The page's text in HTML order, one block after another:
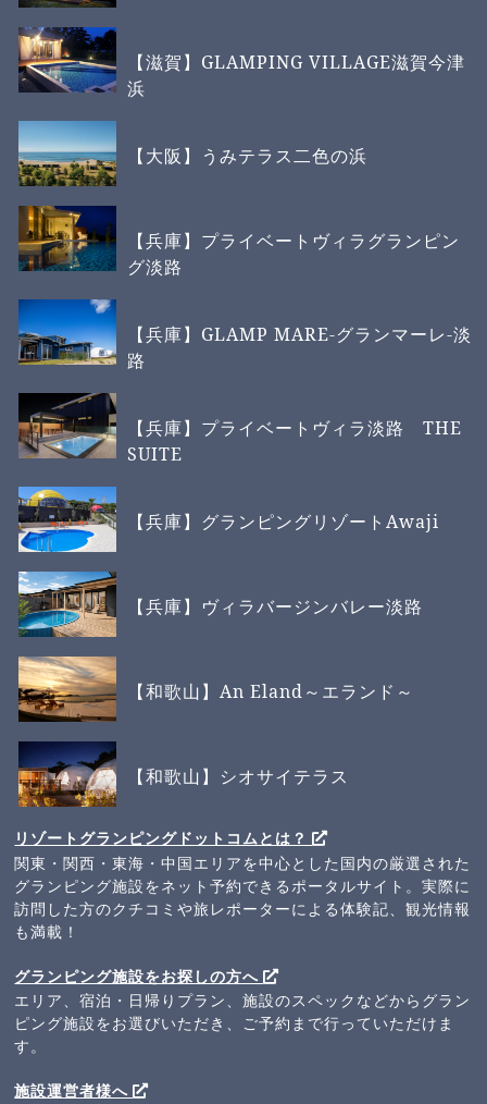
【滋賀】GLAMPING VILLAGE滋賀今津
浜
【大阪】うみテラス二色の浜
【兵庫】プライベートヴィラグランピン
グ淡路
【兵庫】GLAMP MARE-グランマーレ-淡
路
【兵庫】プライベートヴィラ淡路 THE
SUITE
【兵庫】グランピングリゾートAwaji
【兵庫】ヴィラバージンバレー淡路
【和歌山】An Eland～エランド～
【和歌山】シオサイテラス
リゾートグランピングドットコムとは？
関東・関西・東海・中国エリアを中心とした国内の厳選された
グランピング施設をネット予約できるポータルサイト。実際に
訪問した方のクチコミや旅レポーターによる体験記、観光情報
も満載！
グランピング施設をお探しの方へ
エリア、宿泊・日帰りプラン、施設のスペックなどからグラン
ピング施設をお選びいただき、ご予約まで行っていただけま
す。
施設運営者様へ